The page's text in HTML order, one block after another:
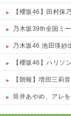
【櫻坂46】田村保
乃木坂39th全国ミーグリ
乃木坂46 池田瑛紗出演「小
【櫻坂46】ハリソ
【朗報】増田三莉
筒井あやめ、アレ